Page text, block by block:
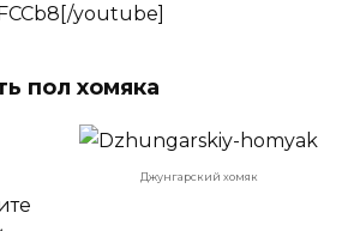
youtube]
пол хомяка
Джунгарский хомяк